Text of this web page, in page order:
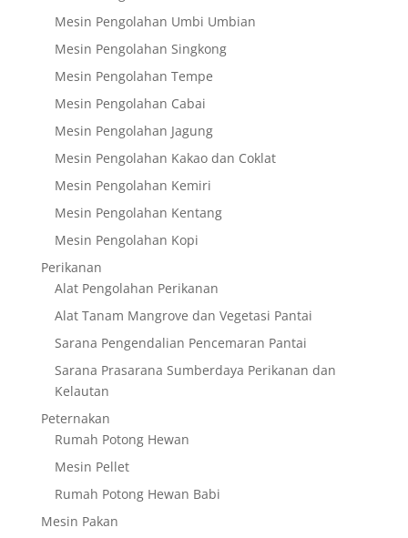
Mesin Pengolahan Umbi Umbian
Mesin Pengolahan Singkong
Mesin Pengolahan Tempe
Mesin Pengolahan Cabai
Mesin Pengolahan Jagung
Mesin Pengolahan Kakao dan Coklat
Mesin Pengolahan Kemiri
Mesin Pengolahan Kentang
Mesin Pengolahan Kopi
Perikanan
Alat Pengolahan Perikanan
Alat Tanam Mangrove dan Vegetasi Pantai
Sarana Pengendalian Pencemaran Pantai
Sarana Prasarana Sumberdaya Perikanan dan
Kelautan
Peternakan
Rumah Potong Hewan
Mesin Pellet
Rumah Potong Hewan Babi
Mesin Pakan